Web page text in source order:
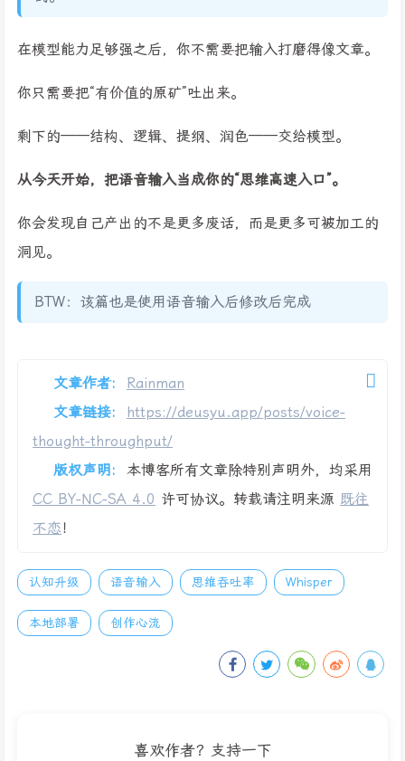
在模型能力足够强之后，你不需要把输入打磨得像文章。
你只需要把“有价值的原矿”吐出来。
剩下的——结构、逻辑、提纲、润色——交给模型。
从今天开始，把语音输入当成你的“思维高速入口”。
你会发现自己产出的不是更多废话，而是更多可被加工的
洞见。
BTW：该篇也是使用语音输入后修改后完成
文章作者:
Rainman
文章链接:
https://deusyu.app/posts/voice-
thought-throughput/
版权声明:
本博客所有文章除特别声明外，均采用
CC BY-NC-SA 4.0 许可协议。转载请注明来源 既往
不恋！
认知升级 语音输入 思维吞吐率 Whisper
本地部署 创作心流
喜欢作者？支持一下